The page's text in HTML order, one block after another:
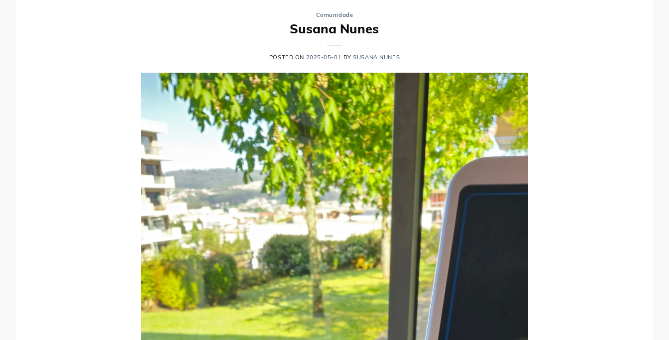
Comunidade
Susana Nunes
POSTED ON 2025-05-01 BYSUSANA NUNES